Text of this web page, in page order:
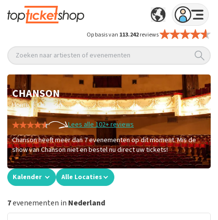
Op basis van 113.242reviews
Zoeken naar artiesten of evenementen
CHANSON
Home / Chanson
Lees alle 102+ reviews
Chanson heeft meer dan 7 evenementen op dit moment. Mis de
show van Chanson niet en bestel nu direct uw tickets!
Kalender Alle Locaties
7evenementen in Nederland